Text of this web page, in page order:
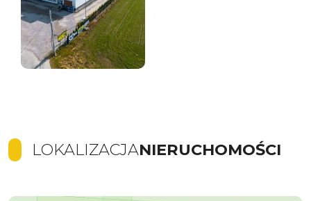
LOKALIZACJANIERUCHOMOŚCI